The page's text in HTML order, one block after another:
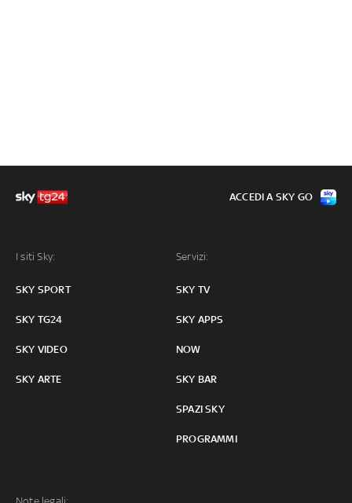
I siti Sky:
SKY SPORT
SKY TG24
SKY VIDEO
SKY ARTE
Servizi:
SKY TV
SKY APPS
NOW
SKY BAR
SPAZI SKY
PROGRAMMI
ACCEDI A SKY GO